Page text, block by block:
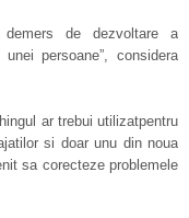
demers de dezvoltare a
persoane”, considera
ar trebui utilizatpentru
si doar unu din noua
sa corecteze problemele